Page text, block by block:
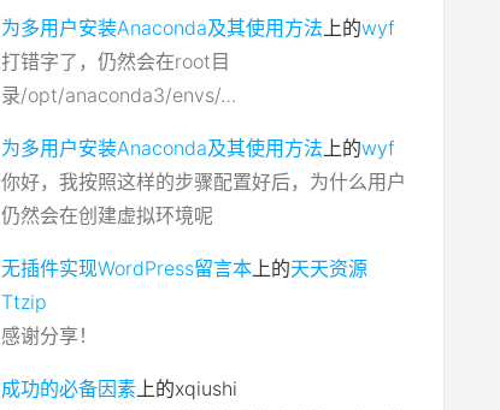
为多用户安装Anaconda及其使用方法 上的wyf
打错字了，仍然会在root目
录/opt/anaconda3/envs/…
为多用户安装Anaconda及其使用方法 上的wyf
你好，我按照这样的步骤配置好后，为什么用户
仍然会在创建虚拟环境呢
无插件实现WordPress留言本 上的天天资源
Ttzip
感谢分享！
成功的必备因素 上的xqiushi